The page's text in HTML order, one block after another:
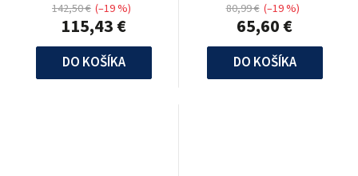
115,43 €
142,50 € (–19 %)
DO KOŠÍKA
65,60 €
80,99 € (–19 %)
DO KOŠÍKA